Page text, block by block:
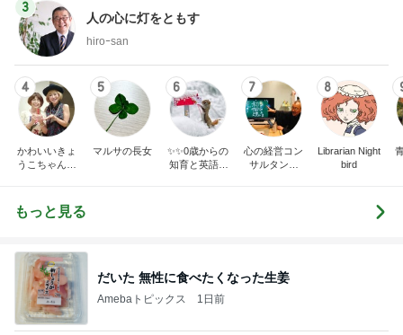
3
人の心に灯をともす
hiroｰsan
4
かわいいきょ
うこちゃんブ
5
マルサの長女
6
✨✨0歳からの
知育と英語✨
7
心の経営コン
サルタント
8
Librarian Night
bird
もっと見る
だいた 無性に食べたくなった生姜
Amebaトピックス 1日前